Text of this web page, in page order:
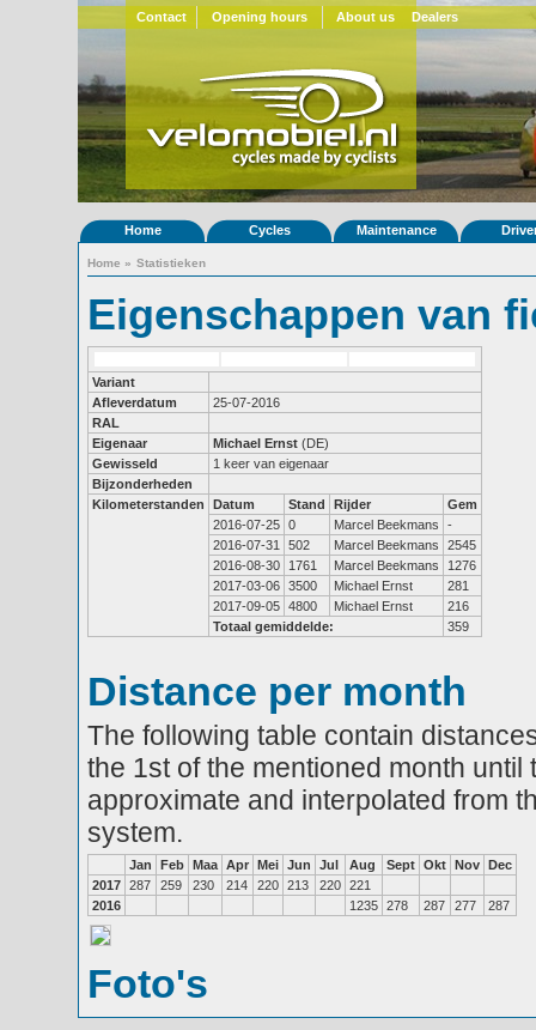
Contact Opening hours About us Dealers
Home Cycles Maintenance
Home » Statistieken
Eigenschappen van
Variant
Afleverdatum
25-07-2016
RAL
Eigenaar
Michael Ernst (DE)
Gewisseld
1 keer van eigenaar
Bijzonderheden
Kilometerstanden
Datum Stand Rijder
Gem
2016-07-25 0 Marcel Beekmans
-
2016-07-31
502 Marcel Beekmans
2545
2016-08-30
1761 Marcel Beekmans
1276
2017-03-06 3500 Michael Ernst
281
2017-09-05 4800 Michael Ernst
216
Totaal gemiddelde:
359
Distance per month
The following table contain
the 1st of the mentioned month
approximate and interpolated from
system.
Jan Feb Maa Apr Mei Jun Jul Aug Sept Okt Nov Dec
2017 287 259 230 214 220 213 220 221
2016
1235 278 287 277 287
Foto's